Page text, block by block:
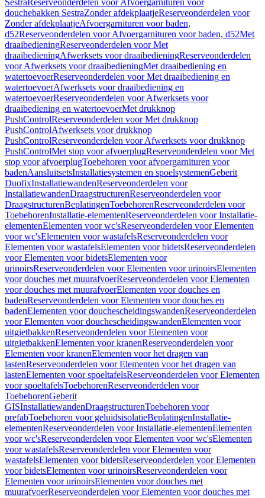
SestraReserveonderdelen voor Afvoergarnituren voor
douchebakken SestraZonder afdekplaatjeReserveonderdelen voor
Zonder afdekplaatjeAfvoergarnituren voor baden,
d52Reserveonderdelen voor Afvoergarnituren voor baden, d52Met
draaibedieningReserveonderdelen voor Met
draaibedieningAfwerksets voor draaibedieningReserveonderdelen
voor Afwerksets voor draaibedieningMet draaibediening en
watertoevoerReserveonderdelen voor Met draaibediening en
watertoevoerAfwerksets voor draaibediening en
watertoevoerReserveonderdelen voor Afwerksets voor
draaibediening en watertoevoerMet drukknop
PushControlReserveonderdelen voor Met drukknop
PushControlAfwerksets voor drukknop
PushControlReserveonderdelen voor Afwerksets voor drukknop
PushControlMet stop voor afvoerplugReserveonderdelen voor Met
stop voor afvoerplugToebehoren voor afvoergarnituren voor
badenAansluitsetsInstallatiesystemen en spoelsystemenGeberit
DuofixInstallatiewandenReserveonderdelen voor
InstallatiewandenDraagstructurenReserveonderdelen voor
DraagstructurenBeplatingenToebehorenReserveonderdelen voor
ToebehorenInstallatie-elementenReserveonderdelen voor Installatie-
elementenElementen voor wc'sReserveonderdelen voor Elementen
voor wc'sElementen voor wastafelsReserveonderdelen voor
Elementen voor wastafelsElementen voor bidetsReserveonderdelen
voor Elementen voor bidetsElementen voor
urinoirsReserveonderdelen voor Elementen voor urinoirsElementen
voor douches met muurafvoerReserveonderdelen voor Elementen
voor douches met muurafvoerElementen voor douches en
badenReserveonderdelen voor Elementen voor douches en
badenElementen voor douchescheidingswandenReserveonderdelen
voor Elementen voor douchescheidingswandenElementen voor
uitgietbakkenReserveonderdelen voor Elementen voor
uitgietbakkenElementen voor kranenReserveonderdelen voor
Elementen voor kranenElementen voor het dragen van
lastenReserveonderdelen voor Elementen voor het dragen van
lastenElementen voor spoeltafelsReserveonderdelen voor Elementen
voor spoeltafelsToebehorenReserveonderdelen voor
ToebehorenGeberit
GISInstallatiewandenDraagstructurenToebehoren voor
prefabToebehoren voor geluidsisolatieBeplatingenInstallatie-
elementenReserveonderdelen voor Installatie-elementenElementen
voor wc'sReserveonderdelen voor Elementen voor wc'sElementen
voor wastafelsReserveonderdelen voor Elementen voor
wastafelsElementen voor bidetsReserveonderdelen voor Elementen
voor bidetsElementen voor urinoirsReserveonderdelen voor
Elementen voor urinoirsElementen voor douches met
muurafvoerReserveonderdelen voor Elementen voor douches met